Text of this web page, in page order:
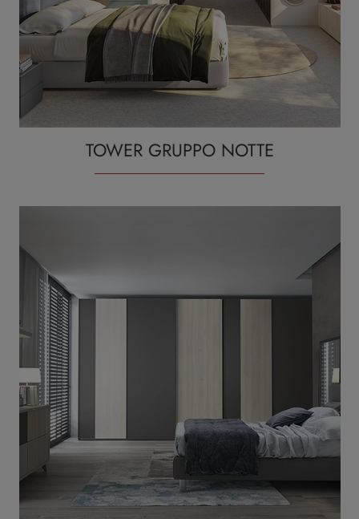
TOWER GRUPPO NOTTE